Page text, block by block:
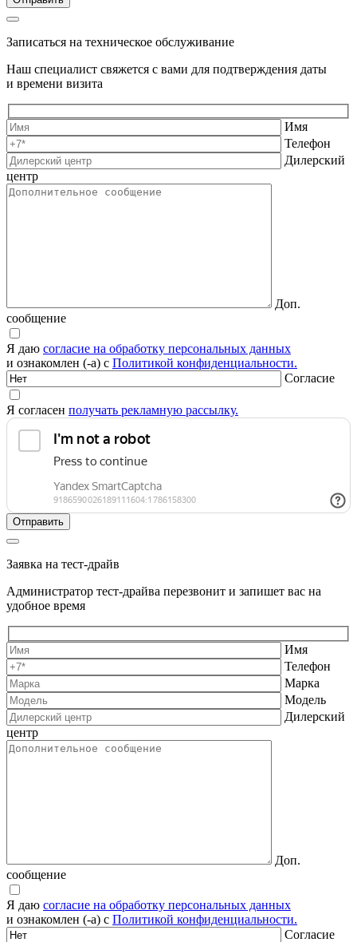
Записаться на техническое обслуживание
Наш специалист свяжется с вами для подтверждения даты
и времени визита
Имя
Телефон
Дилерский
центр
Доп.
сообщение
Я даю согласие на обработку персональных данных
и ознакомлен (-а) с Политикой конфиденциальности.
Согласие
Я согласен получать рекламную рассылку.
Заявка на тест-драйв
Администратор тест-драйва перезвонит и запишет вас на
удобное время
Имя
Телефон
Марка
Модель
Дилерский
центр
Доп.
сообщение
Я даю согласие на обработку персональных данных
и ознакомлен (-а) с Политикой конфиденциальности.
Согласие